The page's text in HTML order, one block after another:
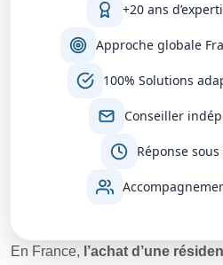
+20 ans
Approche globale
100% Solutions
Conseiller
Réponse sous
En France, l’achat d’une